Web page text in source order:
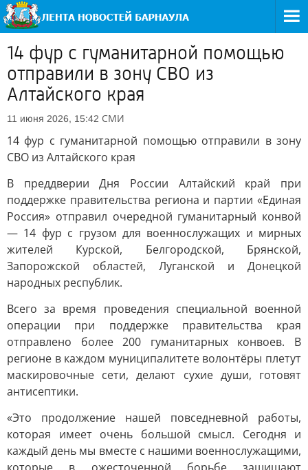
14 фур с гуманитарной помощью
отправили в зону СВО из
Алтайского края
11 июня 2026, 15:42 СМИ
14 фур с гуманитарной помощью отправили в зону
СВО из Алтайского края
В преддверии Дня России Алтайский край при
поддержке правительства региона и партии «Единая
Россия» отправил очередной гуманитарный конвой
— 14 фур с грузом для военнослужащих и мирных
жителей Курской, Белгородской, Брянской,
Запорожской областей, Луганской и Донецкой
народных республик.
Всего за время проведения специальной военной
операции при поддержке правительства края
отправлено более 200 гуманитарных конвоев. В
регионе в каждом муниципалитете волонтёры плетут
маскировочные сети, делают сухие души, готовят
антисептики.
«Это продолжение нашей повседневной работы,
которая имеет очень большой смысл. Сегодня и
каждый день мы вместе с нашими военнослужащими,